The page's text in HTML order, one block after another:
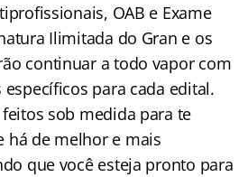
OAB e Exame
Ilimitada do Gran e os
continuar a todo vapor com
para cada edital.
sob medida para te
há de melhor e mais
que você esteja pronto para